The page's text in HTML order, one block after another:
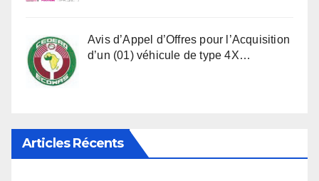
Avis d’Appel d’Offres pour l’Acquisition
d’un (01) véhicule de type 4X…
Articles Récents